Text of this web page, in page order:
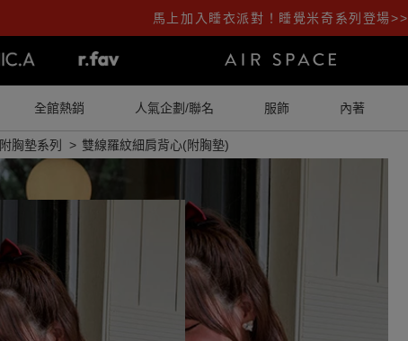
馬上加入睡衣派對！睡覺米奇系列登場>>
全館熱銷 人氣企劃/聯名 服飾 內著
附胸墊系列 雙線羅紋細肩背心(附胸墊)